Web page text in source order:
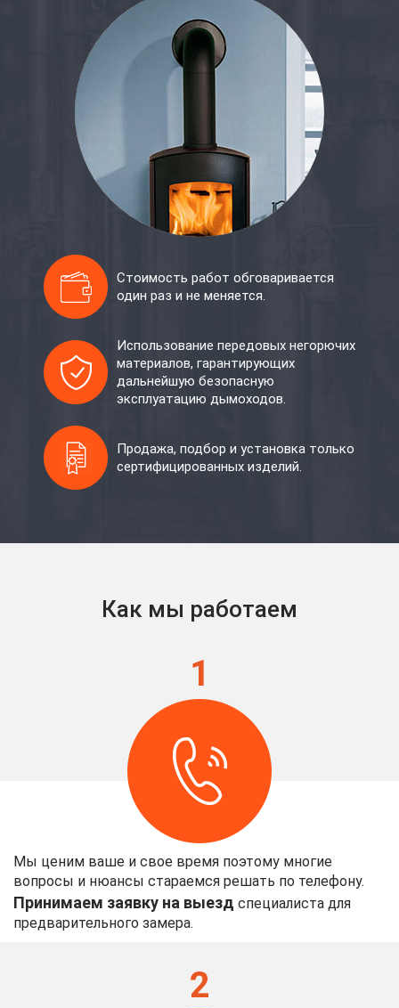
Стоимость работ обговаривается
один раз и не меняется.
Использование передовых негорючих
материалов, гарантирующих
дальнейшую безопасную
эксплуатацию дымоходов.
Продажа, подбор и установка только
сертифицированных изделий.
Как мы работаем
Мы ценим ваше и свое время поэтому многие
вопросы и нюансы стараемся решать по телефону.
Принимаем заявку на выезд специалиста для
предварительного замера.
1
2